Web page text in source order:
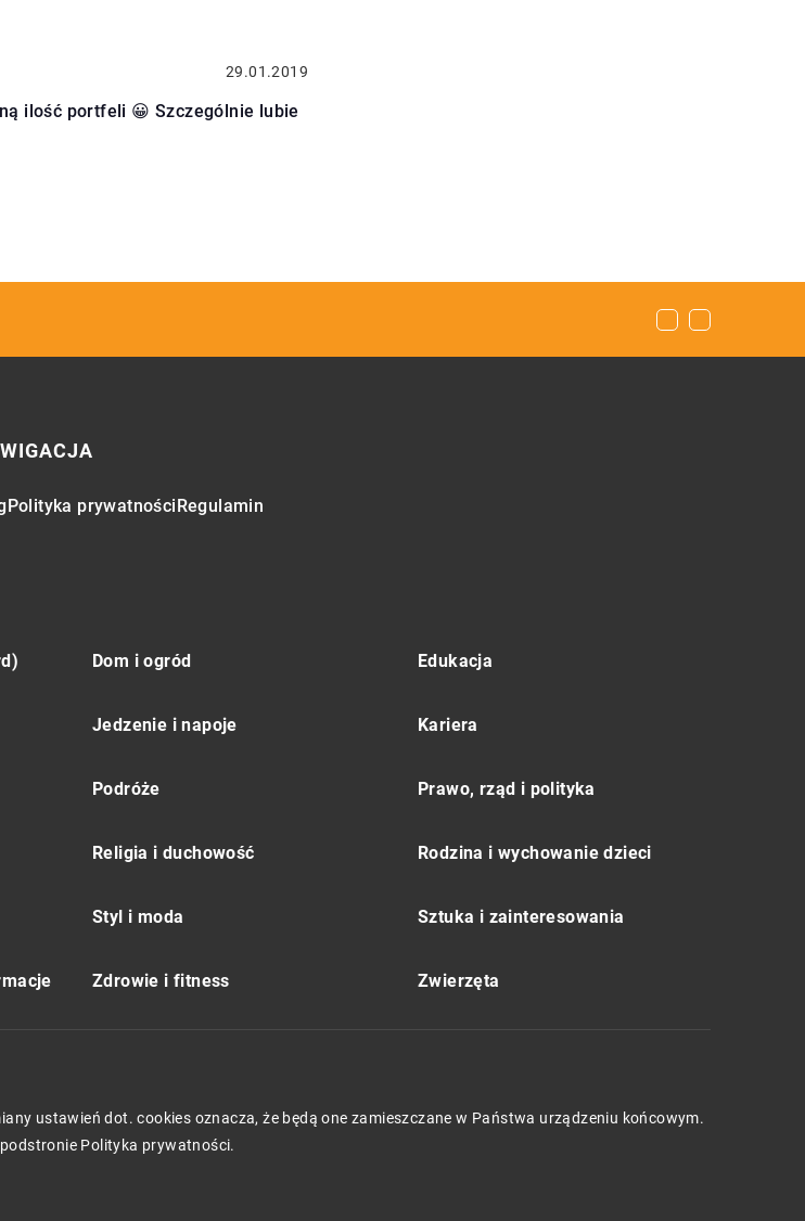
29.01.2019
ilość portfeli 😀 Szczególnie lubie
Polityka prywatnościRegulamin
Dom i ogród Edukacja
Jedzenie i napoje Kariera
Podróże Prawo, rząd i polityka
Religia i duchowość Rodzina i wychowanie dzieci
Styl i moda Sztuka i zainteresowania
Zdrowie i fitness Zwierzęta
ustawień dot. cookies oznacza, że będą one zamieszczane w Państwa urządzeniu końcowym.
Polityka prywatności.